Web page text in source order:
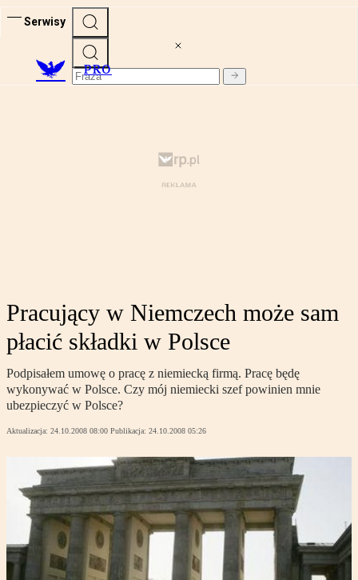
Serwisy
PRO
Pracujący w Niemczech może sam
płacić składki w Polsce
Podpisałem umowę o pracę z niemiecką firmą. Pracę będę
wykonywać w Polsce. Czy mój niemiecki szef powinien mnie
ubezpieczyć w Polsce?
Aktualizacja: 24.10.2008 08:00 Publikacja: 24.10.2008 05:26